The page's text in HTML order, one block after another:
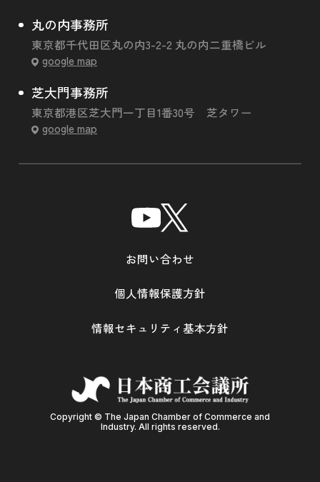
丸の内事務所
東京都千代田区丸の内3-2-2 丸の内二重橋ビル
google map
芝大門事務所
東京都港区芝大門一丁目1番30号 芝タワー
google map
Copyright © The Japan Chamber of Commerce and
Industry. All rights reserved.
お問い合わせ
個人情報保護方針
情報セキュリティ基本方針